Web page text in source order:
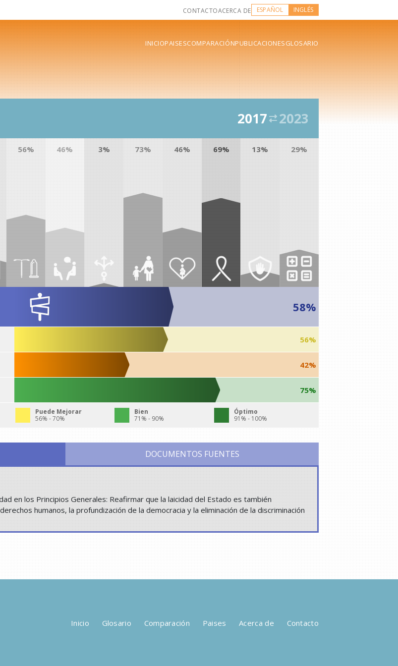
CONTACTOACERCA DE ESPAÑOL INGLÉS
INICIOPAISESCOMPARACIÓNPUBLICACIONESGLOSARIO
2017 2023
56% 46% 3% 73% 46% 69% 13% 29%
58%
56%
42%
75%
Puede Mejorar
56% - 70%
Bien
71% - 90%
Óptimo
91% - 100%
DOCUMENTOS FUENTES
en los Principios Generales: Reafirmar que la laicidad del Estado es también
humanos, la profundización de la democracia y la eliminación de la discriminación
Inicio Glosario Comparación Paises Acerca de Contacto